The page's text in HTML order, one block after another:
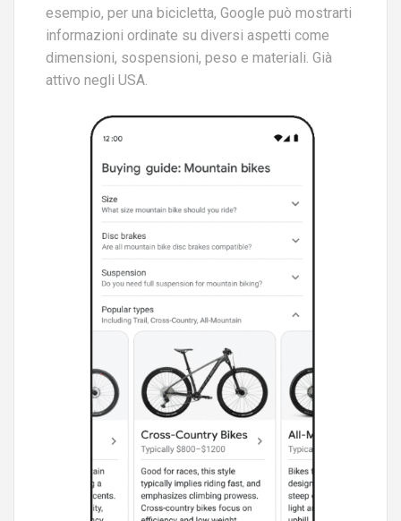
esempio, per una bicicletta, Google può mostrarti
informazioni ordinate su diversi aspetti come
dimensioni, sospensioni, peso e materiali. Già
attivo negli USA.